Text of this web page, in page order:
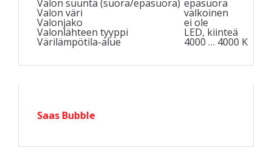
Valon suunta (suora/epäsuora) epäsuora
Valon väri valkoinen
Valonjako ei ole
Valonlähteen tyyppi LED, kiinteä
Värilämpötila-alue 4000 … 4000 K
Saas Bubble